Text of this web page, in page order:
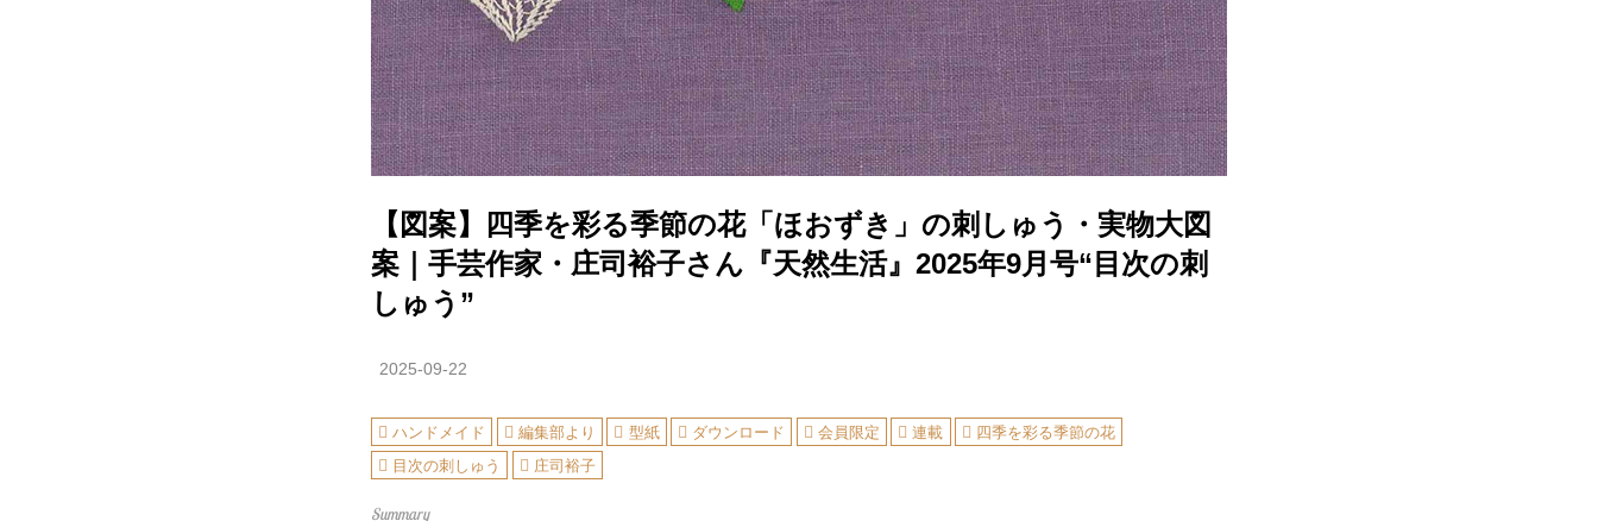
【図案】四季を彩る季節の花「ほおずき」の刺しゅう・実物大図
案｜手芸作家・庄司裕子さん『天然生活』2025年9月号“目次の刺
しゅう”
2025-09-22
ハンドメイド 編集部より 型紙 ダウンロード 会員限定 連載
四季を彩る季節の花
目次の刺しゅう
庄司裕子